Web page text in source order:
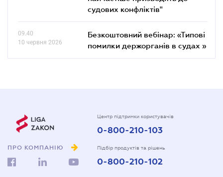
судових конфліктів"
09.40
10 червня 2026
Безкоштовний вебінар: «Типові
помилки держорганів в судах »
ПРО КОМПАНІЮ
Центр підтримки користувачів
0-800-210-103
Підбір продуктів та рішень
0-800-210-102